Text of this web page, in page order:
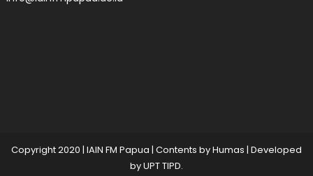
Copyright 2020 | IAIN FM Papua | Contents by Humas | Developed
byUPT TIPD.